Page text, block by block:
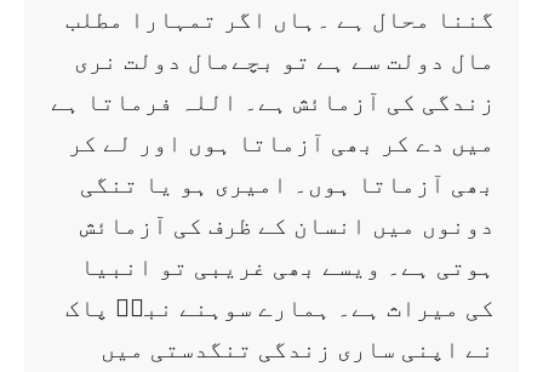
گننا محال ہے ۔ہاں اگر تمہارا مطلب
مال دولت سے ہے تو بچےمال دولت نری
زندگی کی آزمائش ہے۔ اللہ فرماتا ہے
میں دے کر بھی آزماتا ہوں اور لے کر
بھی آزماتا ہوں۔ امیری ہو یا تنگی
دونوں میں انسان کے ظرف کی آزمائش
ہوتی ہے۔ ویسے بھی غریبی تو انبیا
کی میراث ہے۔ ہمارے سوہنے نبیؐ پاک
نے اپنی ساری زندگی تنگدستی میں